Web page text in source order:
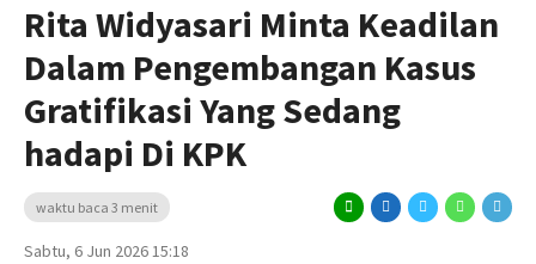
Rita Widyasari Minta Keadilan
Dalam Pengembangan Kasus
Gratifikasi Yang Sedang
hadapi Di KPK
waktu baca 3 menit
Sabtu, 6 Jun 2026 15:18